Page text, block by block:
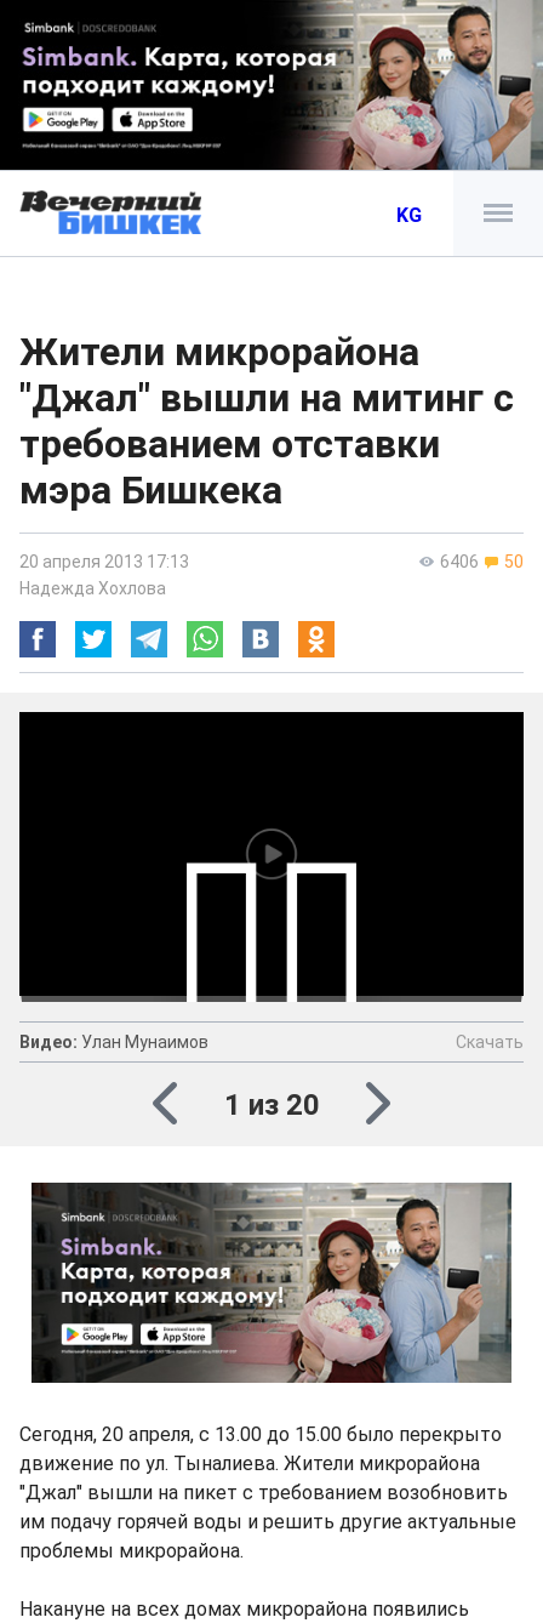
KG
Жители микрорайона
"Джал" вышли на митинг с
требованием отставки
мэра Бишкека
6406 50
20 апреля 2013 17:13
Надежда Хохлова
Видео:
Видео: Улан Мунаимов Скачать
1 из 20
Сегодня, 20 апреля, с 13.00 до 15.00 было перекрыто
движение по ул. Тыналиева. Жители микрорайона
"Джал" вышли на пикет с требованием возобновить
им подачу горячей воды и решить другие актуальные
проблемы микрорайона.
Накануне на всех домах микрорайона появились